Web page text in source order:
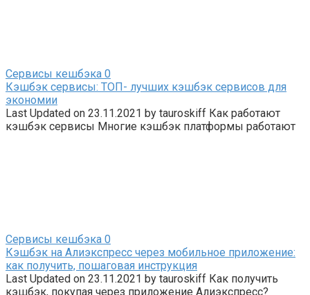
Сервисы кешбэка 0
Кэшбэк сервисы: ТОП- лучших кэшбэк сервисов для
экономии
Last Updated on 23.11.2021 by tauroskiff Как работают
кэшбэк сервисы Многие кэшбэк платформы работают
Сервисы кешбэка 0
Кэшбэк на Алиэкспресс через мобильное приложение:
как получить, пошаговая инструкция
Last Updated on 23.11.2021 by tauroskiff Как получить
кэшбэк, покупая через приложение Алиэкспресс?